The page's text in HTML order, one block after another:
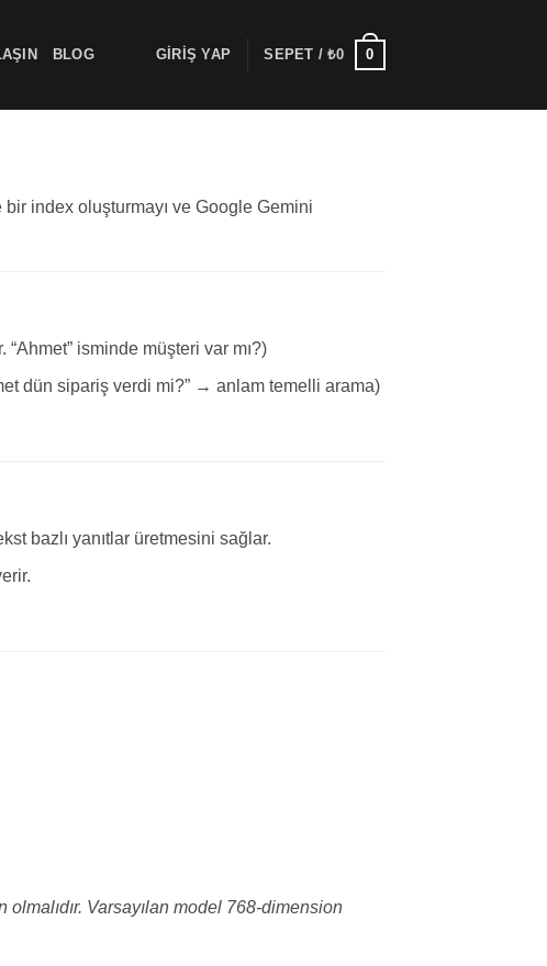
BLOG GIRIŞ YAP SEPET /₺0 0
bir index oluşturmayı ve Google Gemini
“Ahmet” isminde müşteri var mı?)
dün sipariş verdi mi?” → anlam temelli arama)
bazlı yanıtlar üretmesini sağlar.
Varsayılan model 768-dimension